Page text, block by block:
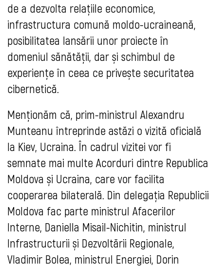
de a dezvolta relațiile economice,
infrastructura comună moldo-ucraineană,
posibilitatea lansării unor proiecte în
domeniul sănătății, dar și schimbul de
experiențe în ceea ce privește securitatea
cibernetică.
Menţionăm că, prim-ministrul Alexandru
Munteanu întreprinde astăzi o vizită oficială
la Kiev, Ucraina. În cadrul vizitei vor fi
semnate mai multe Acorduri dintre Republica
Moldova și Ucraina, care vor facilita
cooperarea bilaterală. Din delegația Republicii
Moldova fac parte ministrul Afacerilor
Interne, Daniella Misail-Nichitin, ministrul
Infrastructurii și Dezvoltării Regionale,
Vladimir Bolea, ministrul Energiei, Dorin